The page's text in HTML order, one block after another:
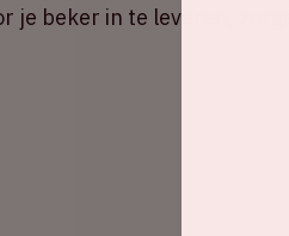
beker in te leveren,